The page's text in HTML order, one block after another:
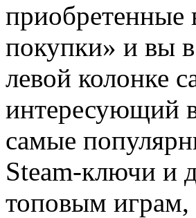
приобретенные
покупки» и вы
левой колонке
интересующий
самые
Steam-ключи и
топовым